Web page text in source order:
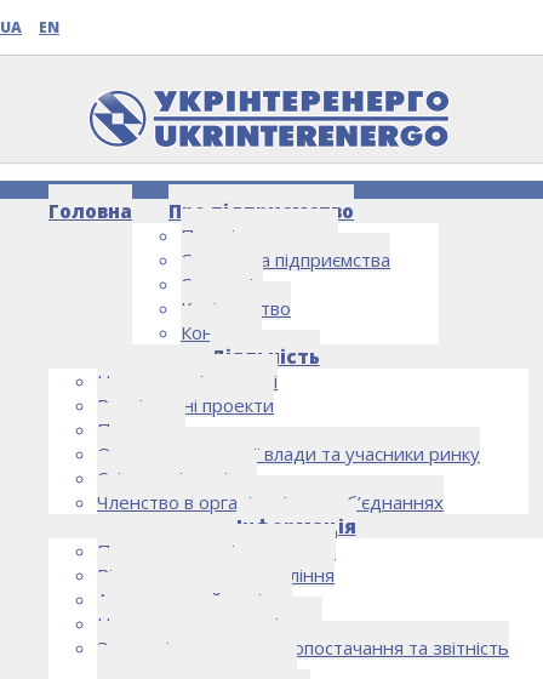
UA EN
Головна
Про підприємство
Про підприємство
Структура підприємства
Стратегія
Керівництво
Контакти
Діяльність
Напрямки діяльності
Реалізовані проекти
Партнери
Органи державної влади та учасники ринку
Спільна діяльність
Членство в організаціях та об’єднаннях
Інформація
Правоустановчі документи
Рішення органу управління
Аудиторський комітет
Нормативно-правові акти
Загальні умови електропостачання та звітність
НОВИНИ